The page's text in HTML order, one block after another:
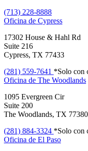
(713) 228-8888
Oficina de Cypress
17302 House & Hahl Rd
Suite 216
Cypress, TX 77433
(281) 559-7641 *Solo con
Oficina de The Woodlands
1095 Evergreen Cir
Suite 200
The Woodlands, TX 77380
(281) 884-3324 *Solo con
Oficina de El Paso